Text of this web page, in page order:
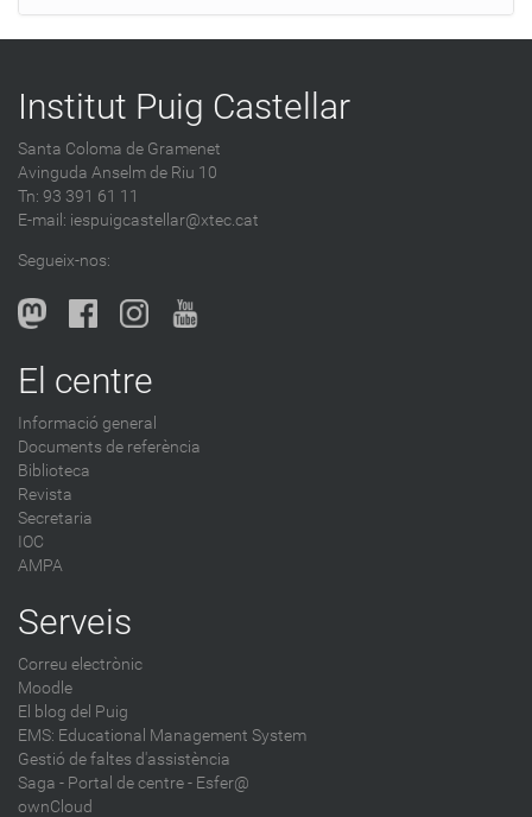
n
t
a
e
s
a
b
l
o
-
Institut Puig Castellar
Santa Coloma de Gramenet
Avinguda Anselm de Riu 10
Tn: 93 391 61 11
E-mail: iespuigcastellar@xtec.cat
Segueix-nos:
El centre
Informació general
Documents de referència
Biblioteca
Revista
Secretaria
IOC
AMPA
Serveis
Correu electrònic
Moodle
El blog del Puig
EMS: Educational Management System
Gestió de faltes d'assistència
Saga - Portal de centre - Esfer@
ownCloud